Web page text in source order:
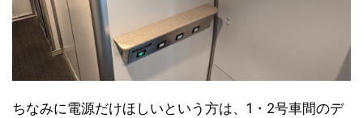
ちなみに電源だけほしいという方は、1・2号車間のデ